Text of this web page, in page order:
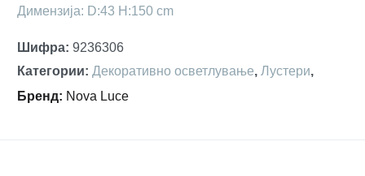
Димензија: D:43 H:150 cm
Шифра: 9236306
Категории: Декоративно осветлување, Лустери,
Бренд: Nova Luce